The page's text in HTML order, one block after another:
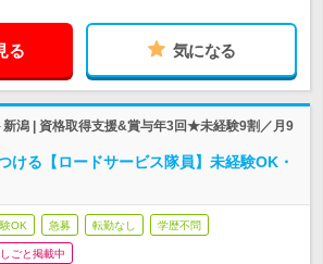
る 気になる
新潟 | 資格取得支援&賞与年3回★未経験9割／月9
ける【ロードサービス隊員】未経験OK・
OK 急募 転勤なし 学歴不問
ごと掲載中